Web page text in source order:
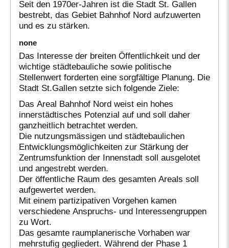
Seit den 1970er-Jahren ist die Stadt St. Gallen
bestrebt, das Gebiet Bahnhof Nord aufzuwerten
und es zu stärken.
none
Das Interesse der breiten Öffentlichkeit und der
wichtige städtebauliche sowie politische
Stellenwert forderten eine sorgfältige Planung. Die
Stadt St.Gallen setzte sich folgende Ziele:
Das Areal Bahnhof Nord weist ein hohes
innerstädtisches Potenzial auf und soll daher
ganzheitlich betrachtet werden.
Die nutzungsmässigen und städtebaulichen
Entwicklungsmöglichkeiten zur Stärkung der
Zentrumsfunktion der Innenstadt soll ausgelotet
und angestrebt werden.
Der öffentliche Raum des gesamten Areals soll
aufgewertet werden.
Mit einem partizipativen Vorgehen kamen
verschiedene Anspruchs- und Interessengruppen
zu Wort.
Das gesamte raumplanerische Vorhaben war
mehrstufig gegliedert. Während der Phase 1